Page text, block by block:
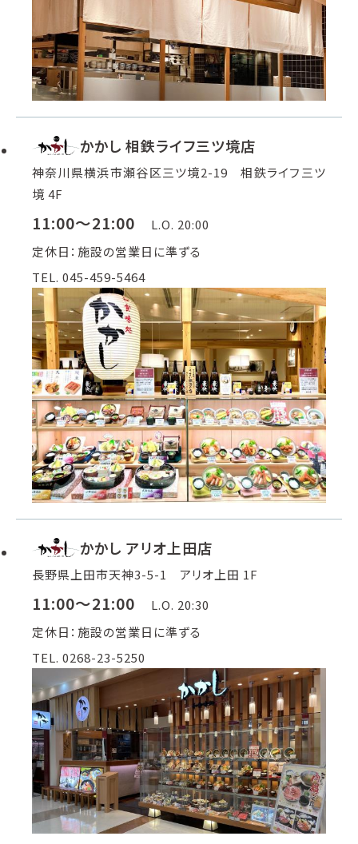
かかし 相鉄ライフ三ツ境店
神奈川県横浜市瀬谷区三ツ境2-19 相鉄ライフ三ツ
境 4F
11:00～21:00
L.O. 20:00
定休日：施設の営業日に準ずる
TEL. 045-459-5464
かかし アリオ上田店
長野県上田市天神3-5-1 アリオ上田 1F
11:00～21:00
L.O. 20:30
定休日：施設の営業日に準ずる
TEL. 0268-23-5250